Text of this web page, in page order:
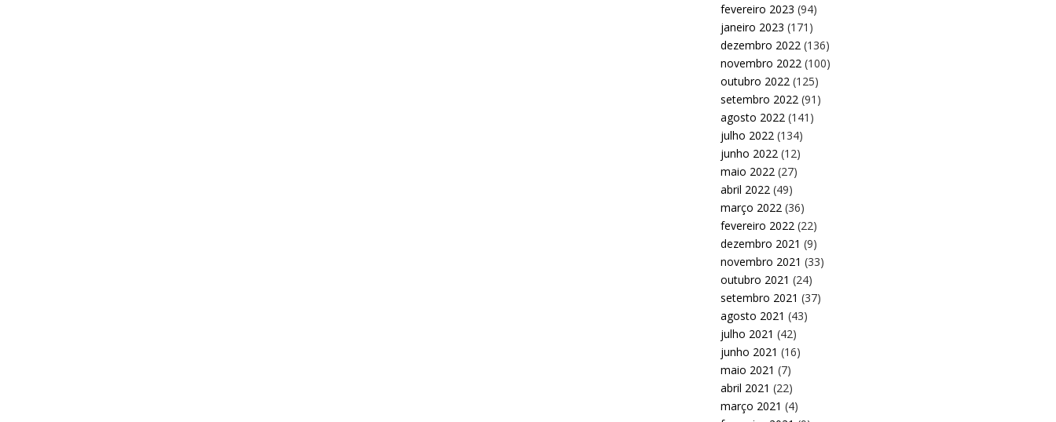
fevereiro 2023 (94)
janeiro 2023 (171)
dezembro 2022 (136)
novembro 2022 (100)
outubro 2022 (125)
setembro 2022 (91)
agosto 2022 (141)
julho 2022 (134)
junho 2022 (12)
maio 2022 (27)
abril 2022 (49)
março 2022 (36)
fevereiro 2022 (22)
dezembro 2021 (9)
novembro 2021 (33)
outubro 2021 (24)
setembro 2021 (37)
agosto 2021 (43)
julho 2021 (42)
junho 2021 (16)
maio 2021 (7)
abril 2021 (22)
março 2021 (4)